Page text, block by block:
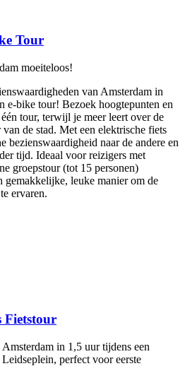
Tour
moeiteloos!
van Amsterdam in
e-bike tour! Bezoek hoogtepunten en
tour, terwijl je meer leert over de
de stad. Met een elektrische fiets
bezienswaardigheid naar de andere en
tijd. Ideaal voor reizigers met
groepstour (tot 15 personen)
gemakkelijke, leuke manier om de
ervaren.
Fietstour
in 1,5 uur tijdens een
perfect voor eerste